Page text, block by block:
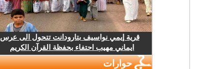
قرية إيمي نواسيف بتارودانت تتحول الى عرس
ايماني مهيب احتفاء بحفظة القرآن الكريم
حوارات